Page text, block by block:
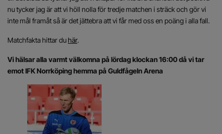
nu tycker jag är att vi höll nolla för tredje matchen i sträck och gör vi
inte mål framåt så är det jättebra att vi får med oss en poäng i alla fall.
Matchfakta hittar duhär.
Vi hälsar alla varmt välkomna på lördag klockan 16:00 då vi tar
emot IFK Norrköping hemma på Guldfågeln Arena